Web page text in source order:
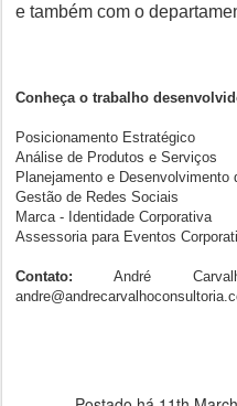
e também com o
Conheça o trabalho
Posicionamento Estratégico
Análise de Produtos e Serviços
Planejamento e Desenvolvimento
Gestão de Redes Sociais
Marca - Identidade Corporativa
Assessoria para Eventos
Contato: André